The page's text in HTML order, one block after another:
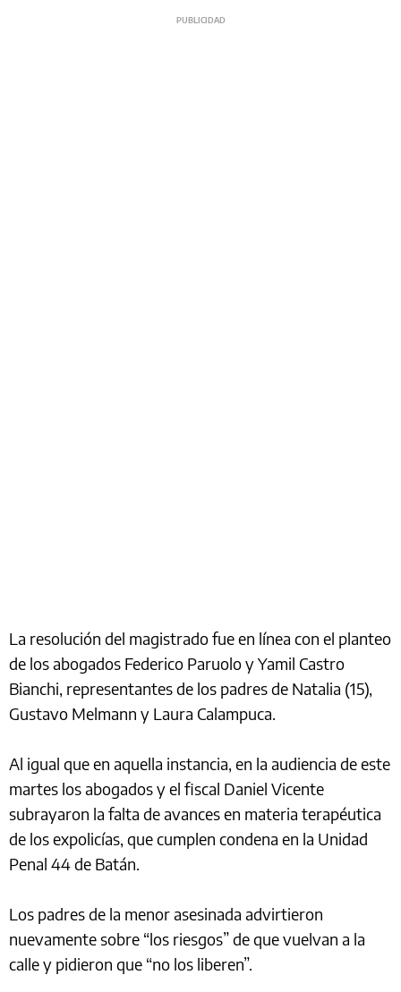
La resolución del magistrado fue en línea con el planteo
de los abogados Federico Paruolo y Yamil Castro
Bianchi, representantes de los padres de Natalia (15),
Gustavo Melmann y Laura Calampuca.
Al igual que en aquella instancia, en la audiencia de este
martes los abogados y el fiscal Daniel Vicente
subrayaron la falta de avances en materia terapéutica
de los expolicías, que cumplen condena en la Unidad
Penal 44 de Batán.
Los padres de la menor asesinada advirtieron
nuevamente sobre “los riesgos” de que vuelvan a la
calle y pidieron que “no los liberen”.